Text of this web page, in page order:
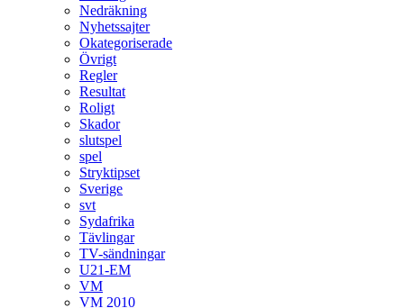
Nedräkning
Nyhetssajter
Okategoriserade
Övrigt
Regler
Resultat
Roligt
Skador
slutspel
spel
Stryktipset
Sverige
svt
Sydafrika
Tävlingar
TV-sändningar
U21-EM
VM
VM 2010